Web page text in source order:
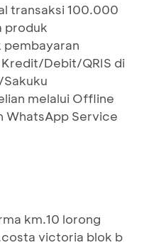
transaksi 100.000
produk
pembayaran
Debit/QRIS di
melalui Offline
WhatsApp Service
km.10 lorong
victoria blok b